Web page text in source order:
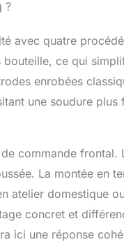
?
avec quatre
ce qui
enrobées
une soudure
commande frontal.
La montée en
atelier domestique
concret et
ici une réponse